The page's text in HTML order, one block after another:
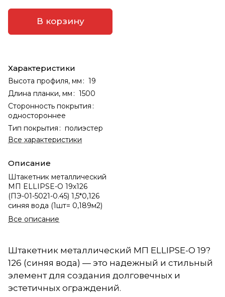
В корзину
Характеристики
Высота профиля, мм : 19
Длина планки, мм : 1500
Сторонность покрытия :
одностороннее
Тип покрытия : полиэстер
Все характеристики
Описание
Штакетник металлический
МП ELLIPSE-О 19х126
(ПЭ-01-5021-0.45) 1,5*0,126
синяя вода (1шт= 0,189м2)
Все описание
Штакетник металлический МП ELLIPSE-O 19?
126 (синяя вода) — это надежный и стильный
элемент для создания долговечных и
эстетичных ограждений.